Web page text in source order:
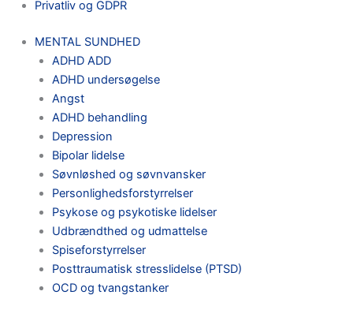
Privatliv og GDPR
MENTAL SUNDHED
ADHD ADD
ADHD undersøgelse
Angst
ADHD behandling
Depression
Bipolar lidelse
Søvnløshed og søvnvansker
Personlighedsforstyrrelser
Psykose og psykotiske lidelser
Udbrændthed og udmattelse
Spiseforstyrrelser
Posttraumatisk stresslidelse (PTSD)
OCD og tvangstanker